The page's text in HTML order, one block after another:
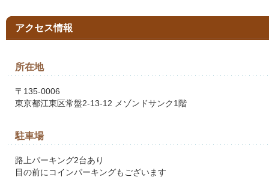
アクセス情報
所在地
〒135-0006
東京都江東区常盤2-13-12 メゾンドサンク1階
駐車場
路上パーキング2台あり
目の前にコインパーキングもございます